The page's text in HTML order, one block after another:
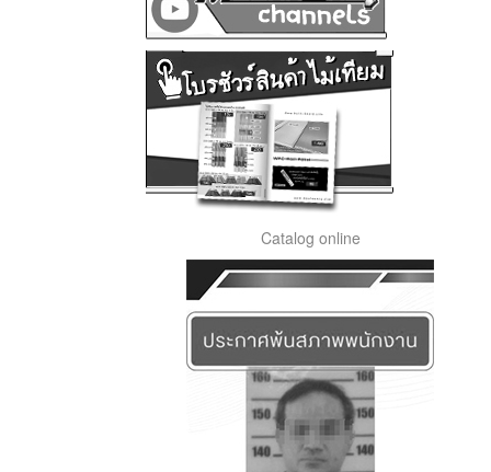
Catalog online